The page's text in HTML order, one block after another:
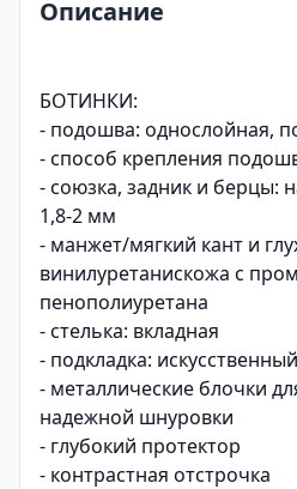
Описание
БОТИНКИ:
- подошва: однослойная,
- способ крепления
- союзка, задник и берцы:
1,8-2 мм
- манжет/мягкий кант и
винилуретанискожа с
пенополиуретана
- стелька: вкладная
- подкладка:
- металлические блочки
надежной шнуровки
- глубокий протектор
- контрастная отстрочка